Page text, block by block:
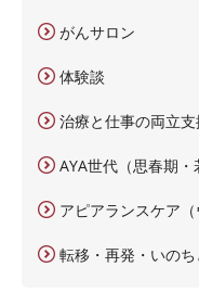
がんサロン
体験談
治療と仕事の両立支
AYA世代（思春期
アピアランスケア（
転移・再発・いのち